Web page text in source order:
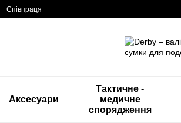
Співпраця
Аксесуари
Тактичне -
медичне
спорядження